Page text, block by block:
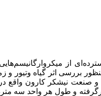
از
بررسی اثر گیاه وتیور و
صنعت نیشکر کارون واقع
قرارگرفته و طول هر واحد سه